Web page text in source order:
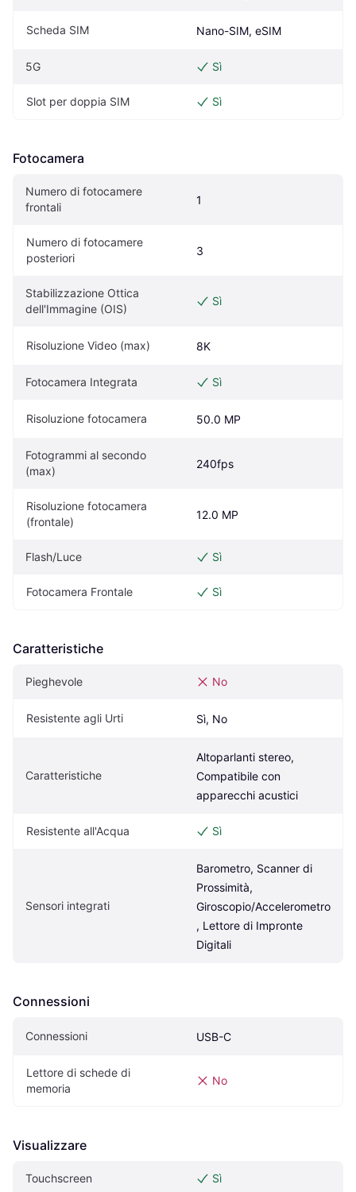
Scheda SIM Nano-SIM, eSIM
5G Sì
Slot per doppia SIM Sì
Fotocamera
Numero di fotocamere
frontali
1
Numero di fotocamere
posteriori
3
Stabilizzazione Ottica
dell'Immagine (OIS)
Sì
Risoluzione Video (max) 8K
Fotocamera Integrata Sì
Risoluzione fotocamera 50.0 MP
Fotogrammi al secondo
(max)
240fps
Risoluzione fotocamera
(frontale)
12.0 MP
Flash/Luce Sì
Fotocamera Frontale Sì
Caratteristiche
Pieghevole No
Resistente agli Urti Sì, No
Caratteristiche
Altoparlanti stereo,
Compatibile con
apparecchi acustici
Resistente all'Acqua Sì
Sensori integrati
Barometro, Scanner di
Prossimità,
Giroscopio/Accelerometro
, Lettore di Impronte
Digitali
Connessioni
Connessioni USB-C
Lettore di schede di
memoria
No
Visualizzare
Touchscreen Sì